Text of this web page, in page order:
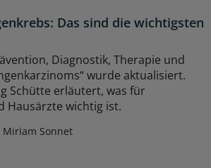
Das sind die wichtigsten
Diagnostik, Therapie und
wurde aktualisiert.
Schütte erläutert, was für
Hausärzte wichtig ist.
Miriam Sonnet